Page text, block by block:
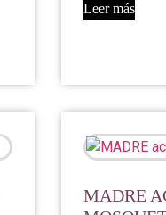
Leer más
MADRE